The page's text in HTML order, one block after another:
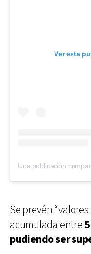
Ver esta
Se prevén
acumulada entre
pudiendo ser